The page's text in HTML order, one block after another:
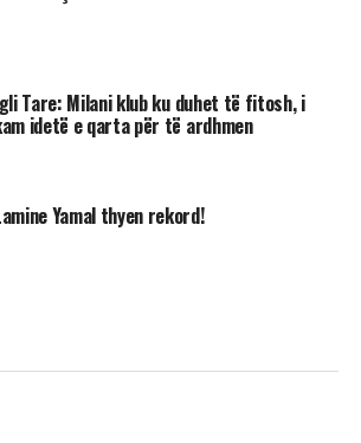
Tare: Milani klub ku duhet të fitosh, i
idetë e qarta për të ardhmen
Yamal thyen rekord!